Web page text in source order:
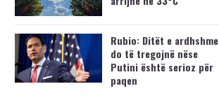
Rubio: Ditët e ardhshme
do të tregojnë nëse
Putini është serioz për
paqen